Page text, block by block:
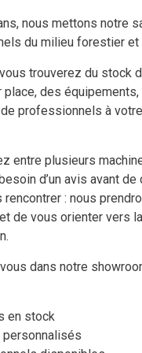
nous mettons notre
du milieu forestier et
trouverez du stock
des
professionnels à
entre plusieurs
d’un avis avant de
rencontrer : nous
de vous orienter vers
dans notre
en stock
personnalisés